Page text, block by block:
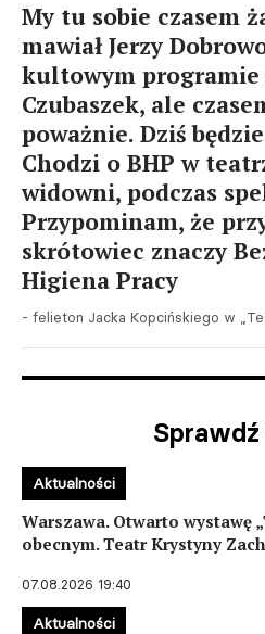
My tu sobie czasem
mawiał Jerzy
kultowym
Czubaszek, ale
poważnie. Dziś
Chodzi o BHP w
widowni, podczas
Przypominam, że
skrótowiec znaczy
Higiena Pracy
- felieton Jacka Kopcińskiego w
Warszawa. Otwarto wystawę
obecnym. Teatr Krystyny
07.08.2026 19:40
Aktualności
Aktualności